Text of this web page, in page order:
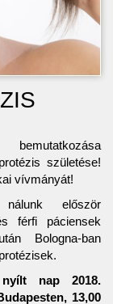
születése!
vívmányát!
először
férfi páciensek
Bologna-ban
nap 2018.
13,00